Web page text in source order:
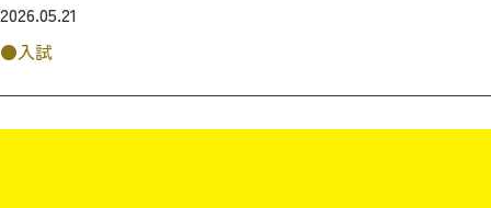
2026.05.21
入試